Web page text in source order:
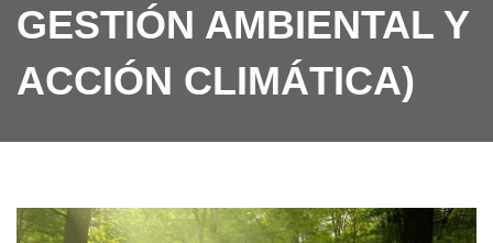
GESTIÓN AMBIENTAL Y
ACCIÓN CLIMÁTICA)